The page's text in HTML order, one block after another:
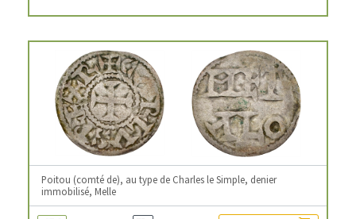
Poitou (comté de), au type de Charles le Simple, denier
immobilisé, Melle